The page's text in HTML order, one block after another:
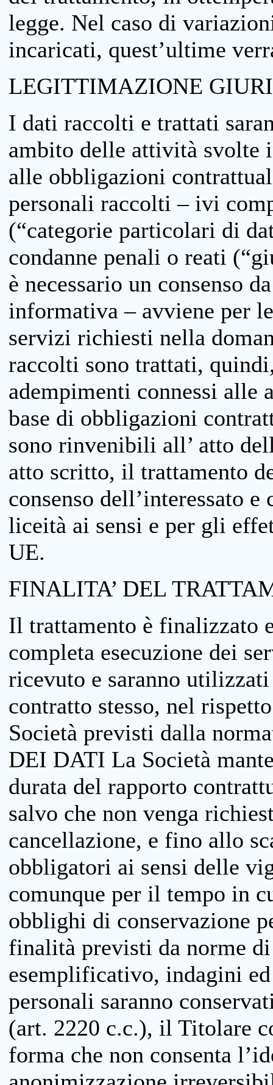
legge. Nel caso di
incaricati, quest’ultime
LEGITTIMAZIONE
I dati raccolti e trattati
ambito delle attività svolte
alle obbligazioni
personali raccolti – ivi
(“categorie particolari di
condanne penali o reati
è necessario un consenso
informativa – avviene per
servizi richiesti nella
raccolti sono trattati,
adempimenti connessi
base di obbligazioni
sono rinvenibili all’ atto
atto scritto, il trattamento
consenso dell’interessato
liceità ai sensi e per gli
UE.
FINALITA’ DEL
Il trattamento è finalizzato
completa esecuzione dei
ricevuto e saranno
contratto stesso, nel
Società previsti dalla
DEI DATI La Società
durata del rapporto
salvo che non venga
cancellazione, e fino allo
obbligatori ai sensi delle
comunque per il tempo in
obblighi di conservazione
finalità previsti da norme
esemplificativo, indagini
personali saranno
(art. 2220 c.c.), il Titolare
forma che non consenta